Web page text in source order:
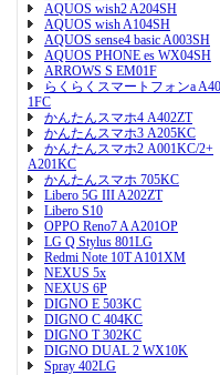
AQUOS wish2 A204SH
AQUOS wish A104SH
AQUOS sense4 basic A003SH
AQUOS PHONE es WX04SH
ARROWS S EM01F
らくらくスマートフォンa A40
1FC
かんたんスマホ4 A402ZT
かんたんスマホ3 A205KC
かんたんスマホ2 A001KC/2+
A201KC
かんたんスマホ 705KC
Libero 5G III A202ZT
Libero S10
OPPO Reno7 A A201OP
LG Q Stylus 801LG
Redmi Note 10T A101XM
NEXUS 5x
NEXUS 6P
DIGNO E 503KC
DIGNO C 404KC
DIGNO T 302KC
DIGNO DUAL 2 WX10K
Spray 402LG